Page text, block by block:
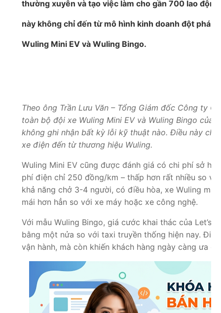
thường xuyên và tạo việc làm cho gần 700 lao
này không chỉ đến từ mô hình kinh doanh đột phá
Wuling Mini EV và Wuling Bingo.
Theo ông Trần Lưu Văn – Tổng Giám đốc Công ty
toàn bộ đội xe Wuling Mini EV và Wuling Bingo của
không ghi nhận bất kỳ lỗi kỹ thuật nào. Điều này
xe điện đến từ thương hiệu Wuling.
Wuling Mini EV cũng được đánh giá có chi phí sở
phí điện chỉ 250 đồng/km – thấp hơn rất nhiều so
khả năng chở 3-4 người, có điều hòa, xe Wuling
mái hơn hẳn so với xe máy hoặc xe công nghệ.
Với mẫu Wuling Bingo, giá cước khai thác của Let’s
bằng một nửa so với taxi truyền thống hiện nay.
vận hành, mà còn khiến khách hàng ngày càng ưa